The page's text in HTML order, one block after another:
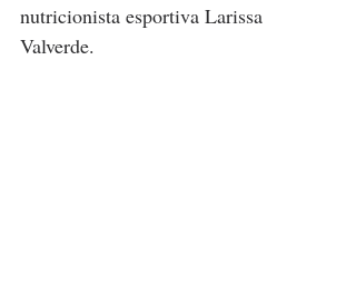
nutricionista esportiva Larissa
Valverde.